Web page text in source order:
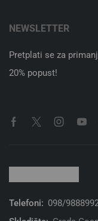
NEWSLETTER
Pretplati se za
20% popust!
Telefoni: 098/